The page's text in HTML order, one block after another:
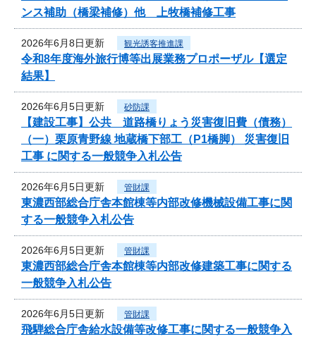
ンス補助（橋梁補修）他 上牧橋補修工事
2026年6月8日更新 観光誘客推進課
令和8年度海外旅行博等出展業務プロポーザル【選定
結果】
2026年6月5日更新 砂防課
【建設工事】公共 道路橋りょう災害復旧費（債務）
（一）栗原青野線 地蔵橋下部工（P1橋脚） 災害復旧
工事 に関する一般競争入札公告
2026年6月5日更新 管財課
東濃西部総合庁舎本館棟等内部改修機械設備工事に関
する一般競争入札公告
2026年6月5日更新 管財課
東濃西部総合庁舎本館棟等内部改修建築工事に関する
一般競争入札公告
2026年6月5日更新 管財課
飛騨総合庁舎給水設備等改修工事に関する一般競争入